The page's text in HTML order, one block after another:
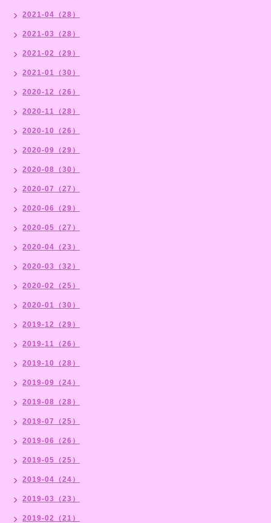
2021-04（28）
2021-03（28）
2021-02（29）
2021-01（30）
2020-12（26）
2020-11（28）
2020-10（26）
2020-09（29）
2020-08（30）
2020-07（27）
2020-06（29）
2020-05（27）
2020-04（23）
2020-03（32）
2020-02（25）
2020-01（30）
2019-12（29）
2019-11（26）
2019-10（28）
2019-09（24）
2019-08（28）
2019-07（25）
2019-06（26）
2019-05（25）
2019-04（24）
2019-03（23）
2019-02（21）